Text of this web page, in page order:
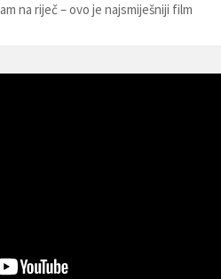
na riječ – ovo je najsmiješniji film